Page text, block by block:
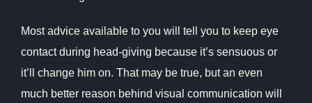
Most advice available to you will tell you to keep eye
contact during head-giving because it’s sensuous or
it’ll change him on. That may be true, but an even
much better reason behind visual communication will